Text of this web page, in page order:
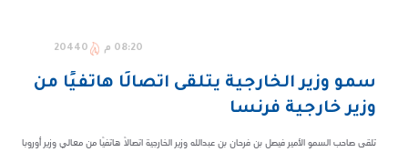
08:20 م 20440
سمو وزير الخارجية يتلقى اتصالًا هاتفيًا من
وزير خارجية فرنسا
تلقى صاحب السمو الأمير فيصل بن فرحان بن عبدالله وزير الخارجية اتصالًا هاتفيًا من معالي وزير أوروبا